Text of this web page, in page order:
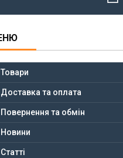
Товари
Доставка та оплата
Повернення та обмін
Новини
Статті